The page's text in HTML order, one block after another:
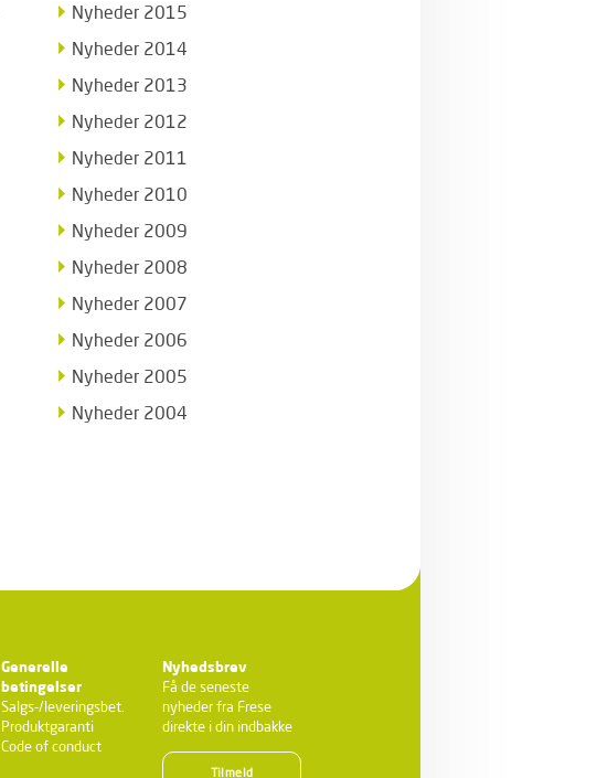
Nyheder 2015
Nyheder 2014
Nyheder 2013
Nyheder 2012
Nyheder 2011
Nyheder 2010
Nyheder 2009
Nyheder 2008
Nyheder 2007
Nyheder 2006
Nyheder 2005
Nyheder 2004
Generelle
betingelser
Salgs-/leveringsbet.
Produktgaranti
Code of conduct
Nyhedsbrev
Få de seneste
nyheder fra Frese
direkte i din indbakke
Tilmeld